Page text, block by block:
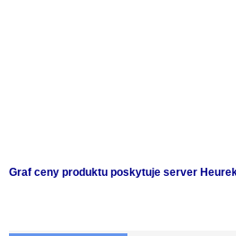
Graf ceny produktu poskytuje server